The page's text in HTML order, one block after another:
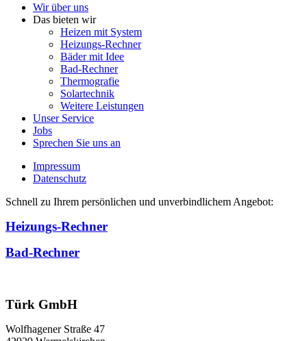
Wir über uns
Das bieten wir
Heizen mit System
Heizungs-Rechner
Bäder mit Idee
Bad-Rechner
Thermografie
Solartechnik
Weitere Leistungen
Unser Service
Jobs
Sprechen Sie uns an
Impressum
Datenschutz
Schnell zu Ihrem persönlichen und unverbindlichem Angebot:
Heizungs-Rechner
Bad-Rechner
Türk GmbH
Wolfhagener Straße 47